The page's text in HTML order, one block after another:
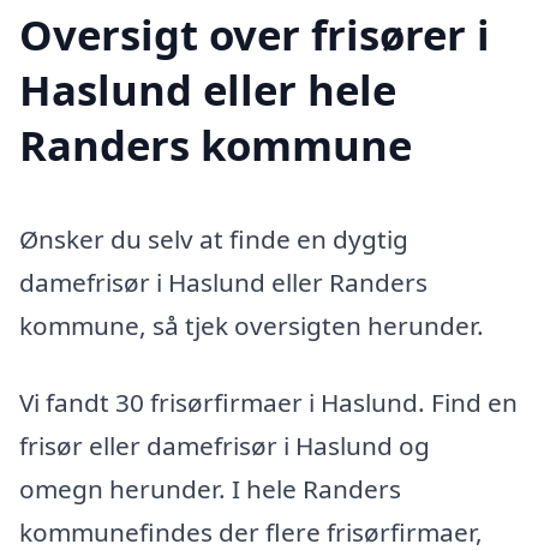
Oversigt over frisører i
Haslund eller hele
Randers kommune
Ønsker du selv at finde en dygtig
damefrisør i Haslund eller Randers
kommune, så tjek oversigten herunder.
Vi fandt 30 frisørfirmaer i Haslund. Find en
frisør eller damefrisør i Haslund og
omegn herunder. I hele Randers
kommunefindes der flere frisørfirmaer,